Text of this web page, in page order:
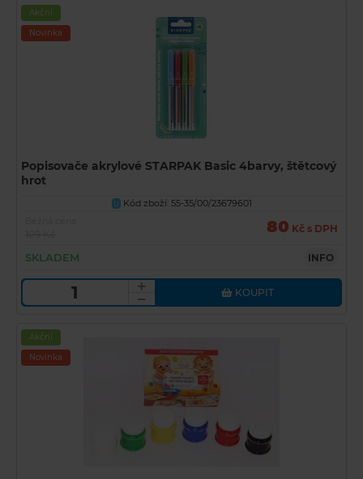
Akční
Novinka
Popisovače akrylové STARPAK Basic 4barvy, štětcový
hrot
U Kód zboží: 55-35/00/23679601
80 Kč s DPH
SKLADEM INFO
KOUPIT
Akční
Novinka